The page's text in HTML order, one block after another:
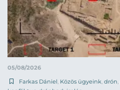
05/08/2026
Farkas Dániel Közös ügyeink drón